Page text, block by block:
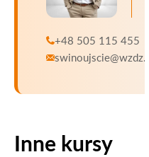
+48 505 115 455
swinoujscie@wzdz.pl
Inne kursy
OBSŁUGA MASZYN I URZĄDZEŃ